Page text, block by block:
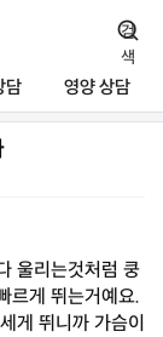
담 영양 상담
검
색
울리는것처럼 쿵
르게 뛰는거예요.
게 뛰니까 가슴이